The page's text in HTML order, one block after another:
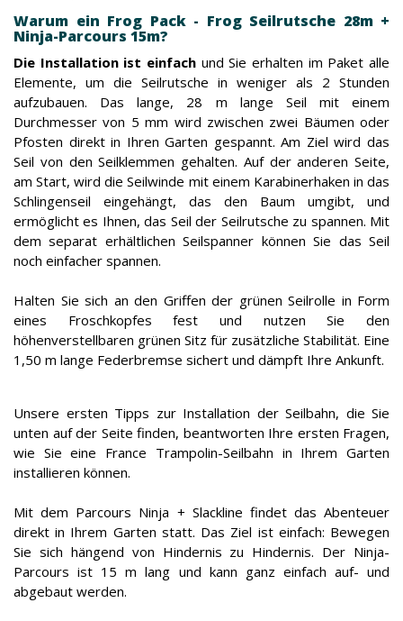
Warum ein Frog Pack - Frog Seilrutsche 28m +
Ninja-Parcours 15m?
Die Installation ist einfach und Sie erhalten im Paket alle
Elemente, um die Seilrutsche in weniger als 2 Stunden
aufzubauen. Das lange, 28 m lange Seil mit einem
Durchmesser von 5 mm wird zwischen zwei Bäumen oder
Pfosten direkt in Ihren Garten gespannt. Am Ziel wird das
Seil von den Seilklemmen gehalten. Auf der anderen Seite,
am Start, wird die Seilwinde mit einem Karabinerhaken in das
Schlingenseil eingehängt, das den Baum umgibt, und
ermöglicht es Ihnen, das Seil der Seilrutsche zu spannen. Mit
dem separat erhältlichen Seilspanner können Sie das Seil
noch einfacher spannen.
Halten Sie sich an den Griffen der grünen Seilrolle in Form
eines Froschkopfes fest und nutzen Sie den
höhenverstellbaren grünen Sitz für zusätzliche Stabilität. Eine
1,50 m lange Federbremse sichert und dämpft Ihre Ankunft.
Unsere ersten Tipps zur Installation der Seilbahn, die Sie
unten auf der Seite finden, beantworten Ihre ersten Fragen,
wie Sie eine France Trampolin-Seilbahn in Ihrem Garten
installieren können.
Mit dem Parcours Ninja + Slackline findet das Abenteuer
direkt in Ihrem Garten statt. Das Ziel ist einfach: Bewegen
Sie sich hängend von Hindernis zu Hindernis. Der Ninja-
Parcours ist 15 m lang und kann ganz einfach auf- und
abgebaut werden.